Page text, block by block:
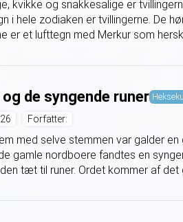
kvikke og snakkesalige er
i hele zodiaken er tvillingerne. De
er et lufttegn med Merkur som
og de syngende runer
Forfatter:
med selve stemmen var galder
gamle nordboere fandtes en
tæt til runer. Ordet kommer af det